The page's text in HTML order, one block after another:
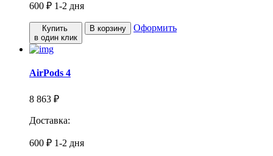
600 ₽ 1-2 дня
Купить
в один клик
В корзину Оформить
AirPods 4
8 863 ₽
Доставка:
600 ₽ 1-2 дня